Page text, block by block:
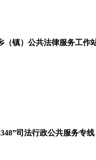
（镇）公共法律服务工作
司法行政公共服务专线